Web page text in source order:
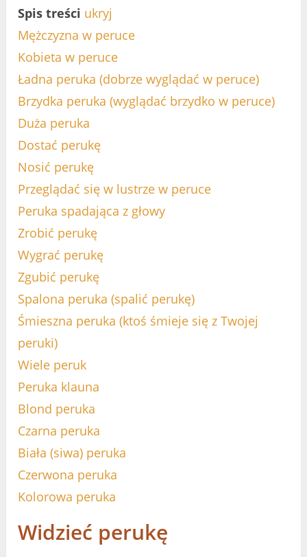
Spis treści ukryj
Mężczyzna w peruce
Kobieta w peruce
Ładna peruka (dobrze wyglądać w peruce)
Brzydka peruka (wyglądać brzydko w peruce)
Duża peruka
Dostać perukę
Nosić perukę
Przeglądać się w lustrze w peruce
Peruka spadająca z głowy
Zrobić perukę
Wygrać perukę
Zgubić perukę
Spalona peruka (spalić perukę)
Śmieszna peruka (ktoś śmieje się z Twojej
peruki)
Wiele peruk
Peruka klauna
Blond peruka
Czarna peruka
Biała (siwa) peruka
Czerwona peruka
Kolorowa peruka
Widzieć perukę